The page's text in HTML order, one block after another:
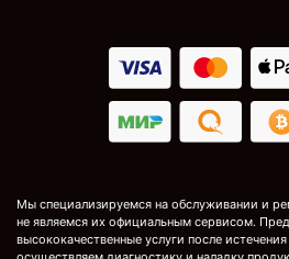
Мы специализируемся на обслуживании и
не являемся их официальным сервисом.
высококачественные услуги после